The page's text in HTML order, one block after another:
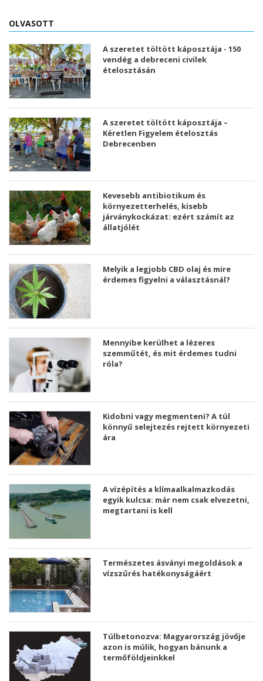
OLVASOTT
A szeretet töltött káposztája - 150
vendég a debreceni civilek
ételosztásán
A szeretet töltött káposztája –
Kéretlen Figyelem ételosztás
Debrecenben
Kevesebb antibiotikum és
környezetterhelés, kisebb
járványkockázat: ezért számít az
állatjólét
Melyik a legjobb CBD olaj és mire
érdemes figyelni a választásnál?
Mennyibe kerülhet a lézeres
szemműtét, és mit érdemes tudni
róla?
Kidobni vagy megmenteni? A túl
könnyű selejtezés rejtett környezeti
ára
A vízépítés a klímaalkalmazkodás
egyik kulcsa: már nem csak elvezetni,
megtartani is kell
Természetes ásványi megoldások a
vízszűrés hatékonyságáért
Túlbetonozva: Magyarország jövője
azon is múlik, hogyan bánunk a
termőföldjeinkkel